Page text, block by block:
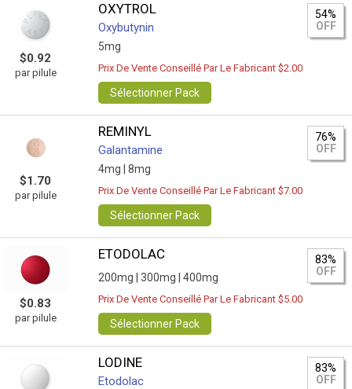
$0.92
par pilule
OXYTROL
Oxybutynin
5mg
54%
OFF
Prix De Vente Conseillé Par Le Fabricant $2.00
Sélectionner Pack
$1.70
par pilule
REMINYL
Galantamine
4mg | 8mg
76%
OFF
Prix De Vente Conseillé Par Le Fabricant $7.00
Sélectionner Pack
$0.83
par pilule
ETODOLAC
200mg | 300mg | 400mg
83%
OFF
Prix De Vente Conseillé Par Le Fabricant $5.00
Sélectionner Pack
LODINE
Etodolac
83%
OFF